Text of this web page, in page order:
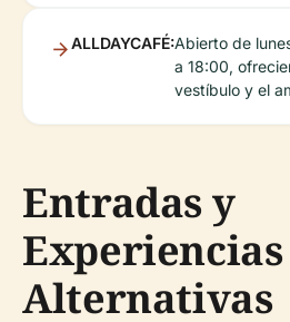
ALLDAYCAFÉ:Abierto de
a 18:00,
vestíbulo y el
Entradas y
Experiencias
Alternativas